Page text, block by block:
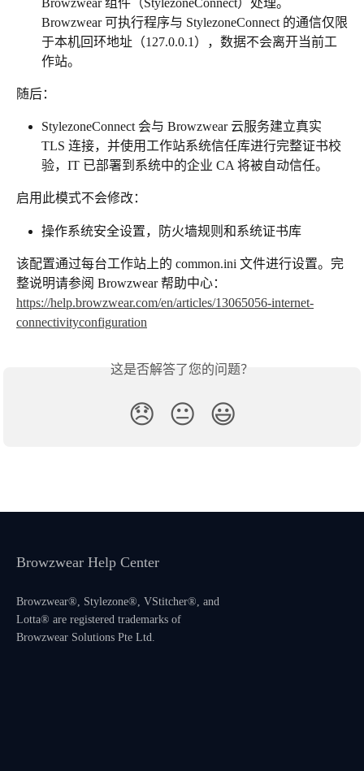
Browzwear 可执行程序与 StylezoneConnect 的通信仅限
于本机回环地址（127.0.0.1），数据不会离开当前工
作站。
随后：
StylezoneConnect 会与 Browzwear 云服务建立真实
TLS 连接，并使用工作站系统信任库进行完整证书校
验，IT 已部署到系统中的企业 CA 将被自动信任。
启用此模式不会修改：
操作系统安全设置，防火墙规则和系统证书库
该配置通过每台工作站上的 common.ini 文件进行设置。完
整说明请参阅 Browzwear 帮助中心：
https://help.browzwear.com/en/articles/13065056-internet-
connectivityconfiguration
这是否解答了您的问题？
😞 😐 😃
Browzwear Help Center
Browzwear®, Stylezone®, VStitcher®, and
Lotta® are registered trademarks of
Browzwear Solutions Pte Ltd.